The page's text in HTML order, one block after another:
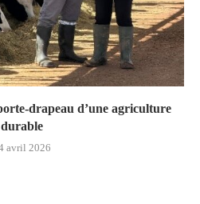
drapeau d’une agriculture
durable
avril 2026